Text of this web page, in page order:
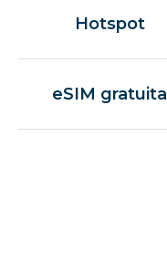
Hotspot
eSIM gratuita